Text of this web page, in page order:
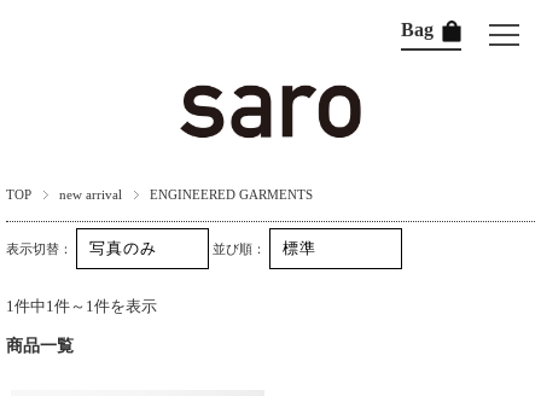
Bag
TOP new arrival ENGINEERED GARMENTS
表示切替： 並び順：
1件中1件～1件を表示
商品一覧